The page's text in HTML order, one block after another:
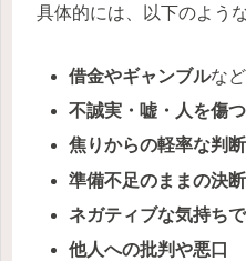
具体的には、以下のよう
借金やギャンブルなど
不誠実・嘘・人を傷
焦りからの軽率な判断
準備不足のままの決断
ネガティブな気持ち
他人への批判や悪口